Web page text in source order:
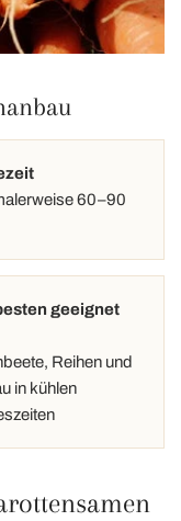
60–90
geeignet
Reihen und
in kühlen